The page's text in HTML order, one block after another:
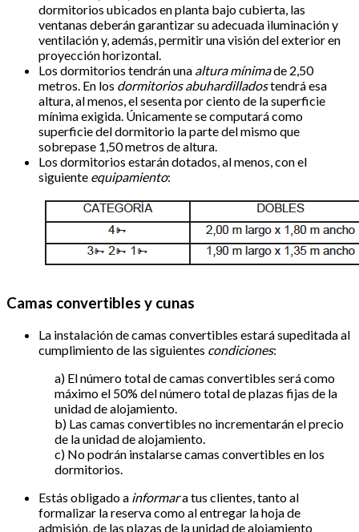
dormitorios ubicados en planta bajo cubierta, las
ventanas deberán garantizar su adecuada iluminación y
ventilación y, además, permitir una visión del exterior en
proyección horizontal.
Los dormitorios tendrán una altura mínimade 2,50
metros. En los dormitorios abuhardilladostendrá esa
altura, al menos, el sesenta por ciento de la superficie
mínima exigida. Únicamente se computará como
superficie del dormitorio la parte del mismo que
sobrepase 1,50 metros de altura.
Los dormitorios estarán dotados, al menos, con el
siguiente equipamiento:
Camas convertibles y cunas
La instalación de camas convertibles estará supeditada al
cumplimiento de las siguientes condiciones:
a) El número total de camas convertibles será como
máximo el 50% del número total de plazas fijas de la
unidad de alojamiento.
b) Las camas convertibles no incrementarán el precio
de la unidad de alojamiento.
c) No podrán instalarse camas convertibles en los
dormitorios.
Estás obligado a informara tus clientes, tanto al
formalizar la reserva como al entregar la hoja de
admisión, de las plazas de la unidad de alojamiento